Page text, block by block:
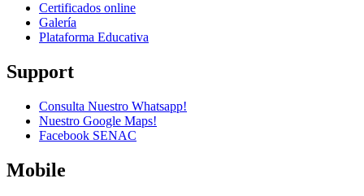
Certificados online
Galería
Plataforma Educativa
Support
Consulta Nuestro Whatsapp!
Nuestro Google Maps!
Facebook SENAC
Mobile